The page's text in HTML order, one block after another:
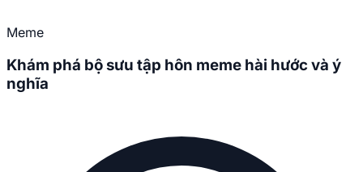
Meme
Khám phá bộ sưu tập hôn meme hài hước và ý
nghĩa